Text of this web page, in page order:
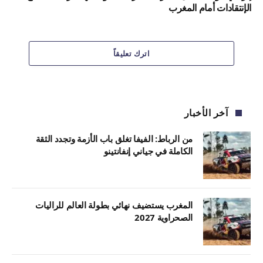
الإنتقادات أمام المغرب
اترك تعليقاً
آخر الأخبار
من الرباط: الفيفا تغلق باب الأزمة وتجدد الثقة
الكاملة في جياني إنفانتينو
المغرب يستضيف نهائي بطولة العالم للراليات
الصحراوية 2027